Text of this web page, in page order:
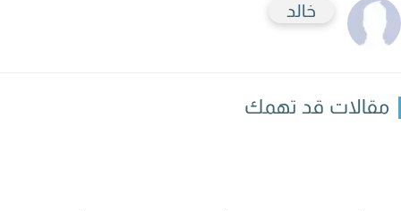
خالد
قد تهمك